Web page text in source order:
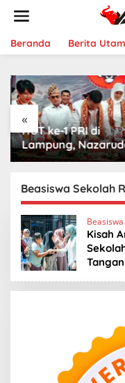
t
Beranda Berita
«
HUT ke-1 PRI di
Lampung,
Launching 800
Indonesia
Beasiswa Sekolah
Kisah